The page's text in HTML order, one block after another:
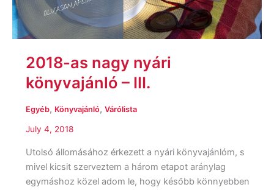
2018-as nagy nyári
könyvajánló – III.
Egyéb, Könyvajánló, Várólista
July 4, 2018
Utolsó állomásához érkezett a nyári könyvajánlóm, s
mivel kicsit szerveztem a három etapot aránylag
egymáshoz közel adom le, hogy később könnyebben